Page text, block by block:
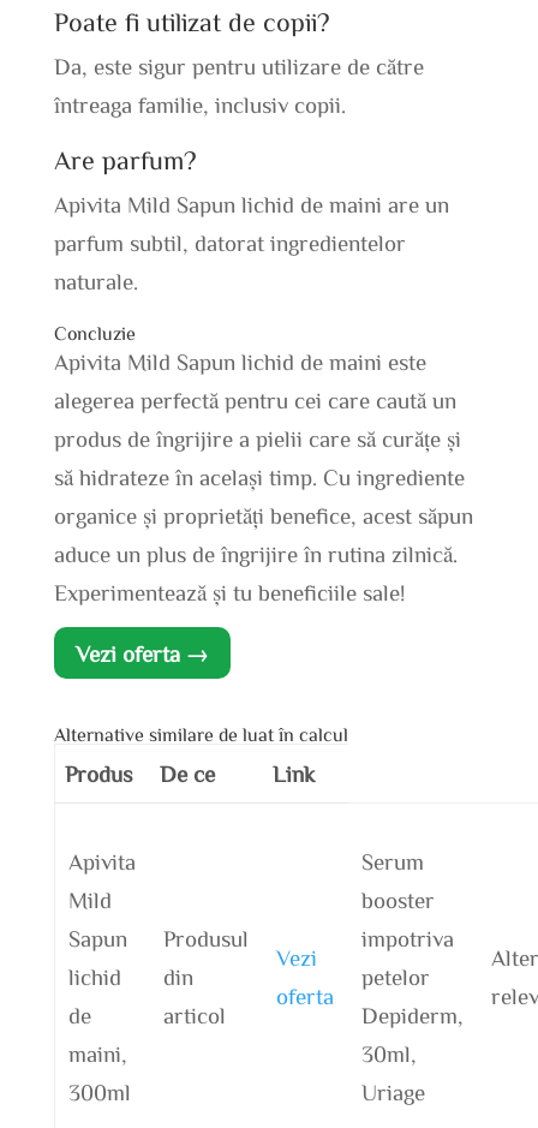
Poate fi utilizat de copii?
Da, este sigur pentru utilizare de către
întreaga familie, inclusiv copii.
Are parfum?
Apivita Mild Sapun lichid de maini are un
parfum subtil, datorat ingredientelor
naturale.
Concluzie
Apivita Mild Sapun lichid de maini este
alegerea perfectă pentru cei care caută un
produs de îngrijire a pielii care să curățe și
să hidrateze în același timp. Cu ingrediente
organice și proprietăți benefice, acest săpun
aduce un plus de îngrijire în rutina zilnică.
Experimentează și tu beneficiile sale!
Vezi oferta →
Alternative similare de luat în calcul
Produs De ce Link
Apivita
Mild
Sapun
lichid
de
maini,
300ml
Produsul
din
articol
Vezi
oferta
Serum
booster
impotriva
petelor
Depiderm,
30ml,
Uriage